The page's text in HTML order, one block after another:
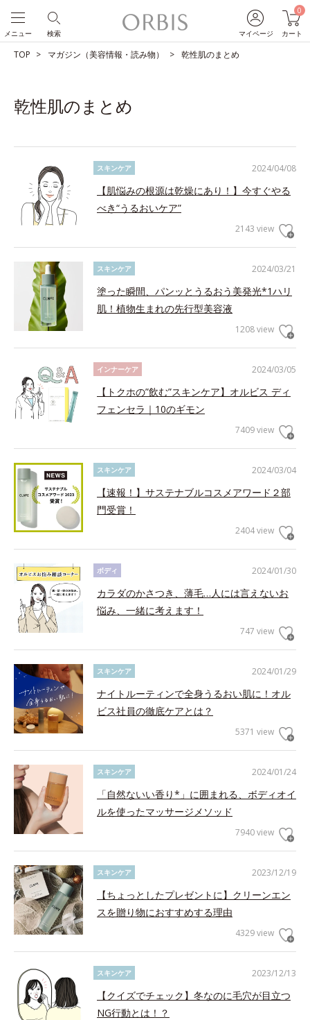
マイページ
0
カート
検索
メニュー
TOP マガジン（美容情報・読み物） 乾性肌のまとめ
乾性肌のまとめ
2024/04/08
スキンケア
【肌悩みの根源は乾燥にあり！】今すぐやる
べき“うるおいケア”
2143 view
2024/03/21
スキンケア
塗った瞬間、パンッとうるおう美発光*1ハリ
肌！植物生まれの先行型美容液
1208 view
2024/03/05
インナーケア
【トクホの”飲む”スキンケア】オルビス ディ
フェンセラ｜10のギモン
7409 view
2024/03/04
スキンケア
【速報！】サステナブルコスメアワード２部
門受賞！
2404 view
2024/01/30
ボディ
カラダのかさつき、薄毛…人には言えないお
悩み、一緒に考えます！
747 view
2024/01/29
スキンケア
ナイトルーティンで全身うるおい肌に！オル
ビス社員の徹底ケアとは？
5371 view
2024/01/24
スキンケア
「自然ないい香り*」に囲まれる、ボディオイ
ルを使ったマッサージメソッド
7940 view
2023/12/19
スキンケア
【ちょっとしたプレゼントに】クリーンエン
スを贈り物におすすめする理由
4329 view
2023/12/13
スキンケア
【クイズでチェック】冬なのに毛穴が目立つ
NG行動とは！？